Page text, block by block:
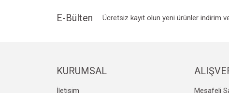
Bu ürüne benzer farklı alternatifler olmalı.
E-Bülten Ücretsiz kayıt olun yeni ürünler indirim
KURUMSAL
İletişim Mesafeli